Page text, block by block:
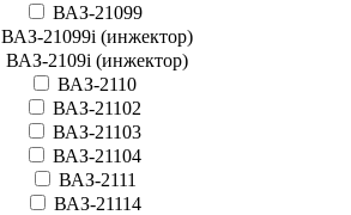
ВАЗ-21099
ВАЗ-21099i (инжектор)
ВАЗ-2109i (инжектор)
ВАЗ-2110
ВАЗ-21102
ВАЗ-21103
ВАЗ-21104
ВАЗ-2111
ВАЗ-21114